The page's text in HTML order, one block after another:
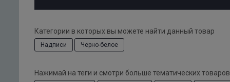
Категории в которых вы можете найти данный товар
Надписи Черно-белое
Нажимай на теги и смотри больше тематических товаров